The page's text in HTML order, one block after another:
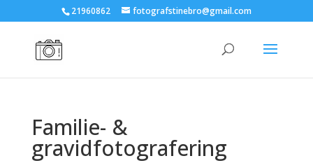
21960862 fotografstinebro@gmail.com
Familie- &
gravidfotografering